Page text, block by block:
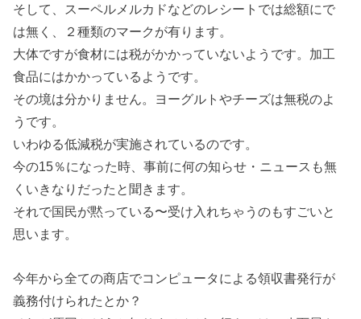
そして、スーペルメルカドなどのレシートでは総額にで
は無く、２種類のマークが有ります。
大体ですが食材には税がかかっていないようです。加工
食品にはかかっているようです。
その境は分かりません。ヨーグルトやチーズは無税のよ
うです。
いわゆる低減税が実施されているのです。
今の15％になった時、事前に何の知らせ・ニュースも無
くいきなりだったと聞きます。
それで国民が黙っている〜受け入れちゃうのもすごいと
思います。
今年から全ての商店でコンピュータによる領収書発行が
義務付けられたとか？